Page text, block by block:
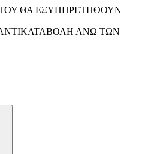
ΘΑ ΕΞΥΠΗΡΕΤΗΘΟΥΝ
ΑΝΩ ΤΩΝ